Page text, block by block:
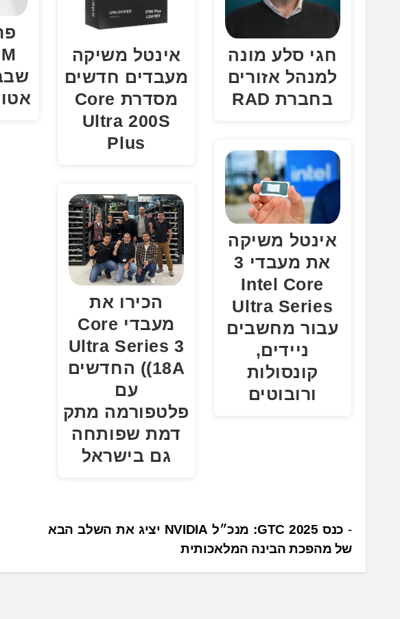
חגי סלע מונה
למנהל אזורים
בחברת RAD
אינטל משיקה
את מעבדי 3
Intel Core
Ultra Series
עבור מחשבים
ניידים,
קונסולות
ורובוטים
אינטל משיקה
מעבדים חדשים
מסדרת Core
Ultra 200S
Plus
הכירו את
מעבדי Core
Ultra Series 3
(18A) החדשים
עם
פלטפורמה מתק
דמת שפותחה
גם בישראל
נ
י
ו
כנס GTC 2025: מנכ״ל NVIDIA יציג את השלב הבא
של מהפכת הבינה המלאכותית